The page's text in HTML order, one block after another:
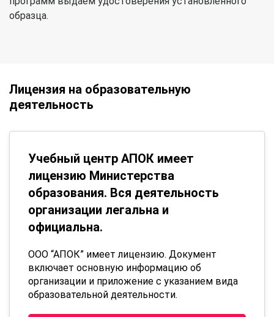
образца.
Лицензия на образовательную
деятельность
Учебный центр АПОК имеет
лицензию Министерства
образования. Вся деятельность
организации легальна и
официальна.
ООО “АПОК” имеет лицензию. Документ
включает основную информацию об
организации и приложение с указанием вида
образовательной деятельности.